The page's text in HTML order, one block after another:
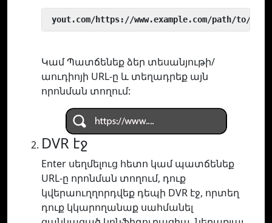
yout.com/https://www.example.com/path/to/
Կամ Պատճենեք ձեր տեսանյութի/
աուդիոյի URL-ը և տեղադրեք այն
որոնման տողում:
DVR էջ
Enter սեղմելուց հետո կամ պատճենեք
URL-ը որոնման տողում, դուք
կվերաուղղորդվեք դեպի DVR էջ, որտեղ
դուք կկարողանաք սահմանել